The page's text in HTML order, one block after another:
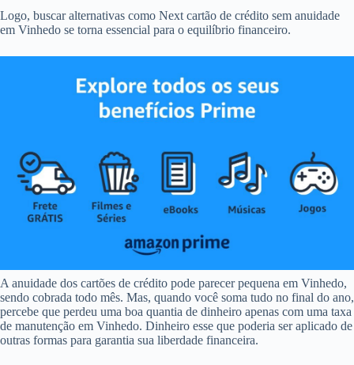
Logo, buscar alternativas como Next cartão de crédito sem anuidade
em Vinhedo se torna essencial para o equilíbrio financeiro.
A anuidade dos cartões de crédito pode parecer pequena em Vinhedo,
sendo cobrada todo mês. Mas, quando você soma tudo no final do ano,
percebe que perdeu uma boa quantia de dinheiro apenas com uma taxa
de manutenção em Vinhedo. Dinheiro esse que poderia ser aplicado de
outras formas para garantia sua liberdade financeira.